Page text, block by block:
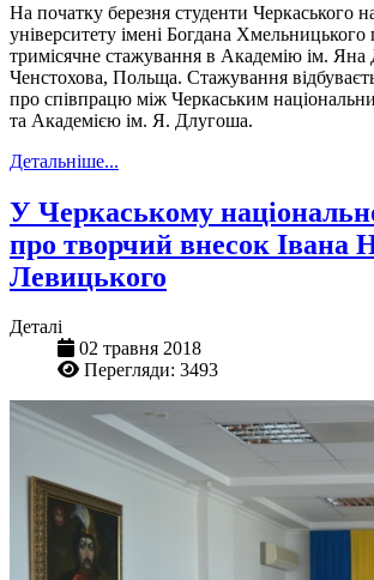
На початку березня студенти Черкаського
університету імені Богдана Хмельницького
тримісячне стажування в Академію ім.
Ченстохова, Польща. Стажування
про співпрацю між Черкаським
та Академією ім. Я. Длугоша.
Детальніше...
У Черкаському
про творчий внесок Івана
Левицького
Деталі
02 травня 2018
Перегляди: 3493